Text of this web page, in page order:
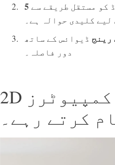
کو مستقل طریقے سے
لیے کلیدی حوالہ ہے۔
رینج ڈیوائس کے ساتھ QR کوڈ کو کامیابی سے اسکین کیا جا سکتا ہے وہ سب سے
دور فاصلہ۔
2D بارکوڈ اسکینرز اور موبائل کمپیوٹرز
کرتے رہے۔